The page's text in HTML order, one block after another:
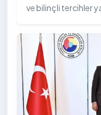
ve bilinçli tercihler
çeşitliliğini ve
ekranlarında
canlı yayın konuğu